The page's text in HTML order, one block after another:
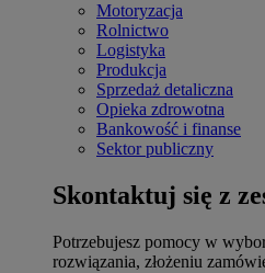
Motoryzacja
Rolnictwo
Logistyka
Produkcja
Sprzedaż detaliczna
Opieka zdrowotna
Bankowość i finanse
Sektor publiczny
Skontaktuj się z
Potrzebujesz pomocy w
rozwiązania, złożeniu